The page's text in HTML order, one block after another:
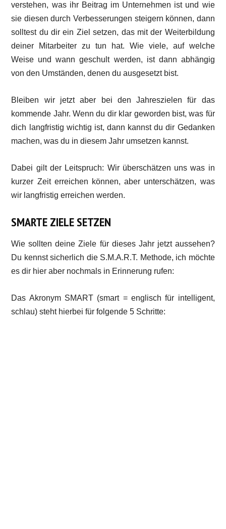
verstehen, was ihr Beitrag im Unternehmen ist und wie
sie diesen durch Verbesserungen steigern können, dann
solltest du dir ein Ziel setzen, das mit der Weiterbildung
deiner Mitarbeiter zu tun hat. Wie viele, auf welche
Weise und wann geschult werden, ist dann abhängig
von den Umständen, denen du ausgesetzt bist.
Bleiben wir jetzt aber bei den Jahreszielen für das
kommende Jahr. Wenn du dir klar geworden bist, was für
dich langfristig wichtig ist, dann kannst du dir Gedanken
machen, was du in diesem Jahr umsetzen kannst.
Dabei gilt der Leitspruch: Wir überschätzen uns was in
kurzer Zeit erreichen können, aber unterschätzen, was
wir langfristig erreichen werden.
SMARTE ZIELE SETZEN
Wie sollten deine Ziele für dieses Jahr jetzt aussehen?
Du kennst sicherlich die S.M.A.R.T. Methode, ich möchte
es dir hier aber nochmals in Erinnerung rufen:
Das Akronym SMART (smart = englisch für intelligent,
schlau) steht hierbei für folgende 5 Schritte: